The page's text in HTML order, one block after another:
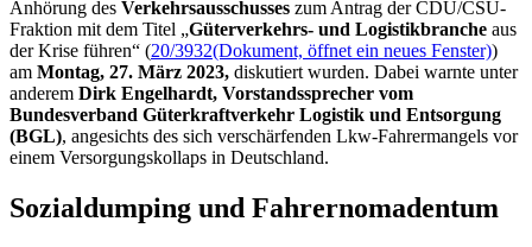
Anhörung des Verkehrsausschusses zum Antrag der CDU/CSU-
Fraktion mit dem Titel „Güterverkehrs- und Logistikbranche aus
der Krise führen“ (20/3932(Dokument, öffnet ein neues Fenster))
am Montag, 27. März 2023, diskutiert wurden. Dabei warnte unter
anderem Dirk Engelhardt, Vorstandssprecher vom
Bundesverband Güterkraftverkehr Logistik und Entsorgung
(BGL), angesichts des sich verschärfenden Lkw-Fahrermangels vor
einem Versorgungskollaps in Deutschland.
Sozialdumping und Fahrernomadentum